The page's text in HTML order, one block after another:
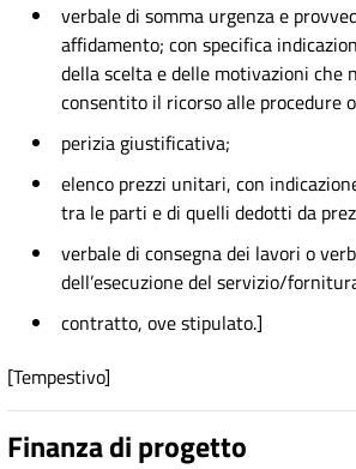
verbale di somma urgenza e
affidamento; con specifica
della scelta e delle motivazioni che
consentito il ricorso alle procedure
perizia giustificativa;
elenco prezzi unitari, con
tra le parti e di quelli dedotti da
verbale di consegna dei lavori o
dell’esecuzione del servizio/
contratto, ove stipulato.]
[Tempestivo]
Finanza di progetto